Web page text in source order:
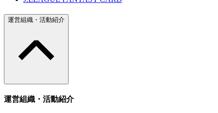
運営組織・活動紹介
運営組織・活動紹介